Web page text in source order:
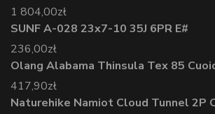
1 804,00zł
SUNF A-028 23x7-10 35J 6PR E#
236,00zł
Olang Alabama Thinsula Tex 85
417,90zł
Naturehike Namiot Cloud Tunnel 2P